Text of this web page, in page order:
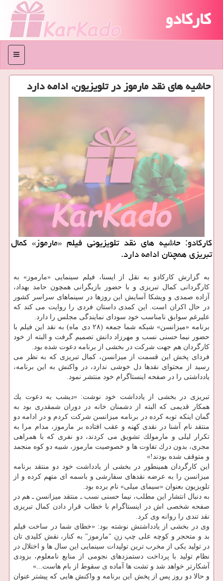
کارکادو
منو
حاشیه های نقد مارموز در تلویزیون، ادامه دارد
كاركادو: حاشیه های نقد تلویزیونی فیلم «مارموز» كمال
تبریزی همچنان ادامه دارد.
به گزارش كاركادو به نقل از ایسنا، فیلم سینمایی «مارموز» به
كارگردانی كمال تبریزی و با حضور بازیگرانی همچون حامد بهداد،
آزاده صمدی و ویشكا آسایش این روزها در سینماهای سراسر كشور
در حال اكران است. این كمدی داستان فردی را روایت می كند كه
علیرغم سوابق نامناسب خود سودای نمایندگی مجلس را دارد.
برنامه «میزانسن» شبكه شما جمعه (۲۸ دی ماه) به نقد این فیلم با
حضور نیما حسنی نسب و مهرزاد دانش تصمیم گرفت و البته از خود
كارگردان هم جهت شركت در بخشی از برنامه دعوت شده بود.
فردای پخش این قسمت از میزانسن، كمال تبریزی كه به نظر می
رسید از محتوای نقدها دل خوشی ندارد، در واكنش به این برنامه،
یادداشتی را در صفحه اینستاگرام خود منتشر نمود.
تبریزی در بخشی از یادداشت خود نوشت: «دیشب به دعوت یك
همكار قدیمی كه البته از دشمنان خانه در دوران شمقدری بود به
گمان اینكه توبه كرده در برنامه میزانسن شركت كردم و در ادامه دو
منتقد نام آشنا در نقدی كهنه و عقب افتاده بر مارموز، مدام مرا به
تكرار لیلی و مارمولك تشویق می كردند، دو نفری كه با همراهی
مجری، بدون درك تفاوت ها و خصوصیت مارموز، شبیه دو كوه منجمد
و متوقف شده بودند!»
این كارگردان همینطور در بخشی از یادداشت خود دو منتقد برنامه
میزانسن را به عرضه نقدهای سفارشی و باسمه ای متهم كرده و از
تلویزیون بعنوان «سیمای میلی» نام برده بود.
به دنبال انتشار این مطلب، نیما حسنی نسب ـ منتقد میزانسن ـ هم در
صفحه شخصی اش در اینستاگرام با خطاب قرار دادن كمال تبریزی
نقد تندی را روانه وی كرد.
وی در بخشی از یادداشتش نوشته بود: «خطای شما در ساخت فیلم
بد و متحجر و كوچه علی چپ زنِ "مارموز" به كنار، نقش كلیدی تان
در تولید یكی از مخرب ترین تولیدات سینمایی این سال ها و اختلال در
نظام تولید با پرداخت دستمزدهای نجومی از منابع نامعلوم، بزودی
آشكارتر خواهد شد و تشت ها آماده ی سقوط از بام هاست...»
و حالا دو روز پس از پخش این برنامه و واكنش هایی كه پیشتر عنوان